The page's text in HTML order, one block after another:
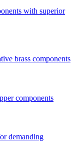
with superior
brass components
components
demanding